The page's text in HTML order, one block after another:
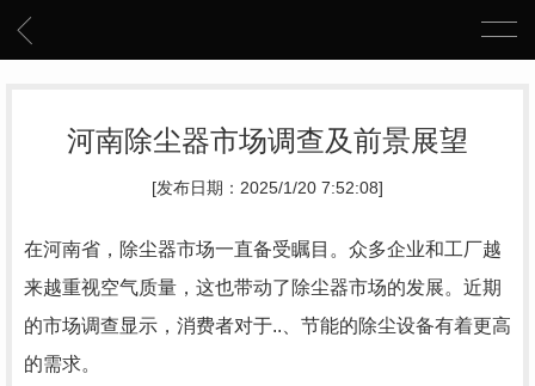
河南除尘器市场调查及前景展望
[发布日期：2025/1/20 7:52:08]
在河南省，除尘器市场一直备受瞩目。众多企业和工厂越
来越重视空气质量，这也带动了除尘器市场的发展。近期
的市场调查显示，消费者对于..、节能的除尘设备有着更高
的需求。